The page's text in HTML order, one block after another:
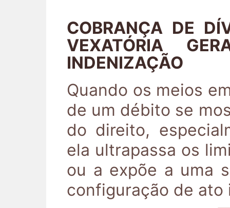
COBRANÇA DE
VEXATÓRIA
INDENIZAÇÃO
Quando os meios
de um débito se
do direito,
ela ultrapassa os
ou a expõe a uma
configuração de ato